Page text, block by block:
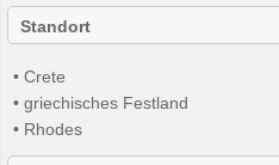
Standort
• Crete
• griechisches Festland
• Rhodes